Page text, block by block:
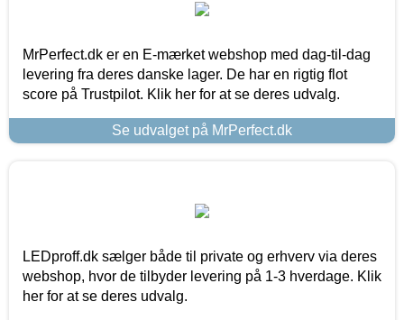
MrPerfect.dk er en E-mærket webshop med dag-til-dag
levering fra deres danske lager. De har en rigtig flot
score på Trustpilot. Klik her for at se deres udvalg.
Se udvalget på MrPerfect.dk
LEDproff.dk sælger både til private og erhverv via deres
webshop, hvor de tilbyder levering på 1-3 hverdage. Klik
her for at se deres udvalg.